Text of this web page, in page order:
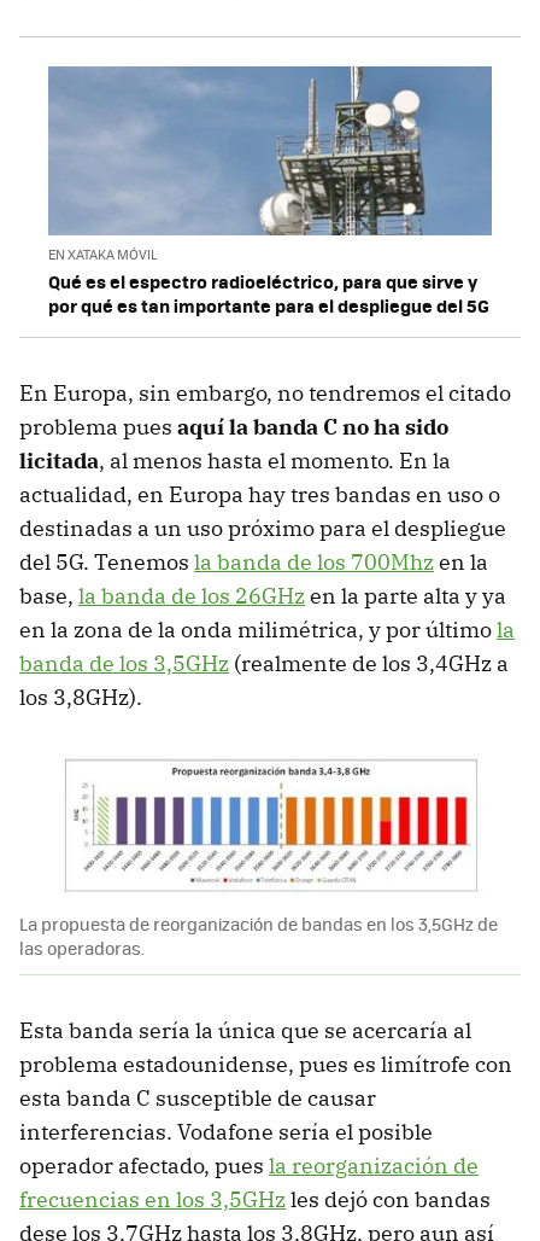
EN XATAKA MÓVIL
Qué es el espectro radioeléctrico, para que sirve y
por qué es tan importante para el despliegue del 5G
En Europa, sin embargo, no tendremos el citado
problema pues aquí la banda C no ha sido
licitada, al menos hasta el momento. En la
actualidad, en Europa hay tres bandas en uso o
destinadas a un uso próximo para el despliegue
del 5G. Tenemos la banda de los 700Mhzen la
base, la banda de los 26GHzen la parte alta y ya
en la zona de la onda milimétrica, y por últimola
banda de los 3,5GHz (realmente de los 3,4GHz a
los 3,8GHz).
La propuesta de reorganización de bandas en los 3,5GHz de
las operadoras.
Esta banda sería la única que se acercaría al
problema estadounidense, pues es limítrofe con
esta banda C susceptible de causar
interferencias. Vodafone sería el posible
operador afectado, pues la reorganización de
frecuencias en los 3,5GHzles dejó con bandas
dese los 3,7GHz hasta los 3,8GHz, pero aun así